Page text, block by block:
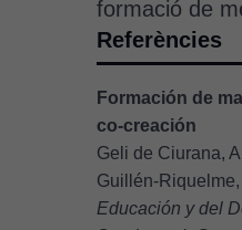
formació de
Referències
Formación de
co-creación
Geli de Ciurana,
Guillén-
Educación y del